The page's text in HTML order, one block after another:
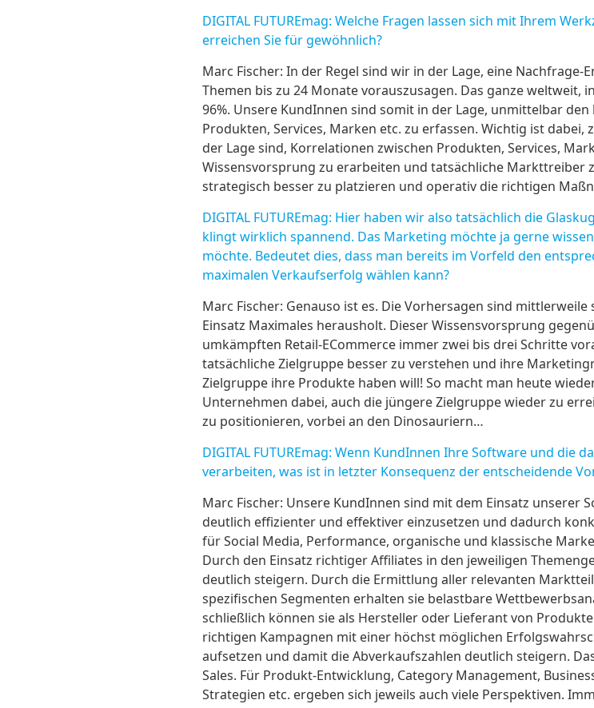
DIGITAL FUTUREmag: Welche Fragen lassen sich mit Ihrem
erreichen Sie für gewöhnlich?
Marc Fischer: In der Regel sind wir in der Lage, eine
Themen bis zu 24 Monate vorauszusagen. Das ganze weltweit,
96%. Unsere KundInnen sind somit in der Lage, unmittelbar
Produkten, Services, Marken etc. zu erfassen. Wichtig ist
der Lage sind, Korrelationen zwischen Produkten, Services,
Wissensvorsprung zu erarbeiten und tatsächliche Markttreiber
strategisch besser zu platzieren und operativ die richtigen
DIGITAL FUTUREmag: Hier haben wir also tatsächlich die
klingt wirklich spannend. Das Marketing möchte ja gerne
möchte. Bedeutet dies, dass man bereits im Vorfeld den
maximalen Verkaufserfolg wählen kann?
Marc Fischer: Genauso ist es. Die Vorhersagen sind
Einsatz Maximales herausholt. Dieser Wissensvorsprung
umkämpften Retail-ECommerce immer zwei bis drei Schritte
tatsächliche Zielgruppe besser zu verstehen und ihre
Zielgruppe ihre Produkte haben will! So macht man heute
Unternehmen dabei, auch die jüngere Zielgruppe wieder zu
zu positionieren, vorbei an den Dinosauriern…
DIGITAL FUTUREmag: Wenn KundInnen Ihre Software und
verarbeiten, was ist in letzter Konsequenz der entscheidende
Marc Fischer: Unsere KundInnen sind mit dem Einsatz unserer
deutlich effizienter und effektiver einzusetzen und dadurch
für Social Media, Performance, organische und klassische
Durch den Einsatz richtiger Affiliates in den jeweiligen
deutlich steigern. Durch die Ermittlung aller relevanten
spezifischen Segmenten erhalten sie belastbare
schließlich können sie als Hersteller oder Lieferant von
richtigen Kampagnen mit einer höchst möglichen
aufsetzen und damit die Abverkaufszahlen deutlich steigern.
Sales. Für Produkt-Entwicklung, Category Management,
Strategien etc. ergeben sich jeweils auch viele Perspektiven.